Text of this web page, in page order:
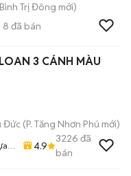
Bình Trị Đông mới)
8 đã bán
3 CÁNH MÀU
Đức (P. Tăng Nhơn Phú mới)
4.9
3226 đã
bán